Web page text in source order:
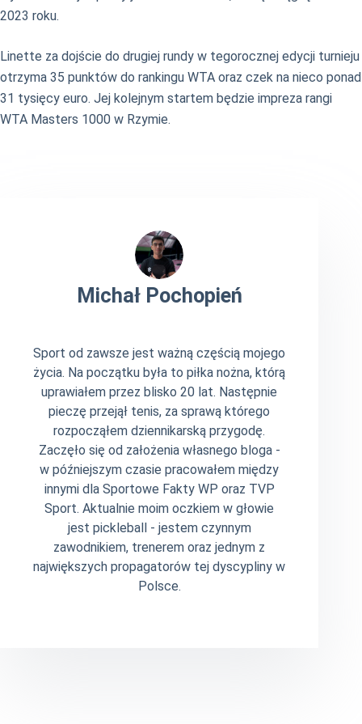
2023 roku.
Linette za dojście do drugiej rundy w tegorocznej edycji turnieju
otrzyma 35 punktów do rankingu WTA oraz czek na nieco ponad
31 tysięcy euro. Jej kolejnym startem będzie impreza rangi
WTA Masters 1000 w Rzymie.
Michał Pochopień
Sport od zawsze jest ważną częścią mojego
życia. Na początku była to piłka nożna, którą
uprawiałem przez blisko 20 lat. Następnie
pieczę przejął tenis, za sprawą którego
rozpocząłem dziennikarską przygodę.
Zaczęło się od założenia własnego bloga -
w późniejszym czasie pracowałem między
innymi dla Sportowe Fakty WP oraz TVP
Sport. Aktualnie moim oczkiem w głowie
jest pickleball - jestem czynnym
zawodnikiem, trenerem oraz jednym z
największych propagatorów tej dyscypliny w
Polsce.